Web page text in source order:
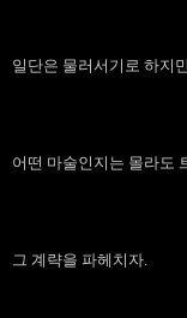
일단은 물러서기로 하지
어떤 마술인지는 몰라도
그 계략을 파헤치자.